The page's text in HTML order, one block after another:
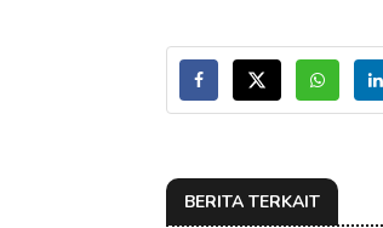
BERITA TERKAIT